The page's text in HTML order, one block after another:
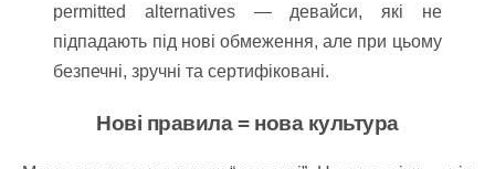
permitted alternatives — девайси, які не
підпадають під нові обмеження, але при цьому
безпечні, зручні та сертифіковані.
Нові правила = нова культура